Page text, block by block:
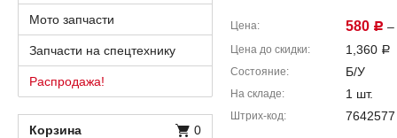
Цена 580 Р –
Цена до скидки 1,360 Р
Состояние Б/У
На складе 1 шт.
Штрих-код 7642577
Мото запчасти
Запчасти на спецтехнику
Распродажа!
Корзина 0